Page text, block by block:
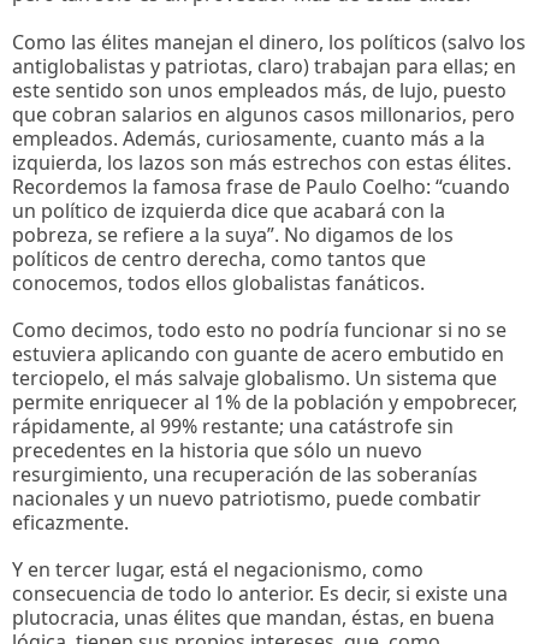
Como las élites manejan el dinero, los políticos (salvo los
antiglobalistas y patriotas, claro) trabajan para ellas; en
este sentido son unos empleados más, de lujo, puesto
que cobran salarios en algunos casos millonarios, pero
empleados. Además, curiosamente, cuanto más a la
izquierda, los lazos son más estrechos con estas élites.
Recordemos la famosa frase de Paulo Coelho: “cuando
un político de izquierda dice que acabará con la
pobreza, se refiere a la suya”. No digamos de los
políticos de centro derecha, como tantos que
conocemos, todos ellos globalistas fanáticos.
Como decimos, todo esto no podría funcionar si no se
estuviera aplicando con guante de acero embutido en
terciopelo, el más salvaje globalismo. Un sistema que
permite enriquecer al 1% de la población y empobrecer,
rápidamente, al 99% restante; una catástrofe sin
precedentes en la historia que sólo un nuevo
resurgimiento, una recuperación de las soberanías
nacionales y un nuevo patriotismo, puede combatir
eficazmente.
Y en tercer lugar, está el negacionismo, como
consecuencia de todo lo anterior. Es decir, si existe una
plutocracia, unas élites que mandan, éstas, en buena